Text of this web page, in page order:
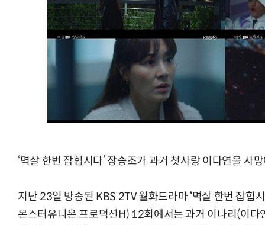
‘멱살 한번 잡힙시다’ 장승조가 과거 첫사랑 이다연을 사
지난 23일 방송된 KBS 2TV 월화드라마 ‘멱살 한번 잡힙
몬스터유니온 프로덕션H) 12회에서는 과거 이나리(이다